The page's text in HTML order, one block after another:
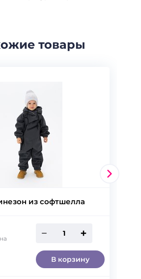
товары
из софтшелла
В корзину